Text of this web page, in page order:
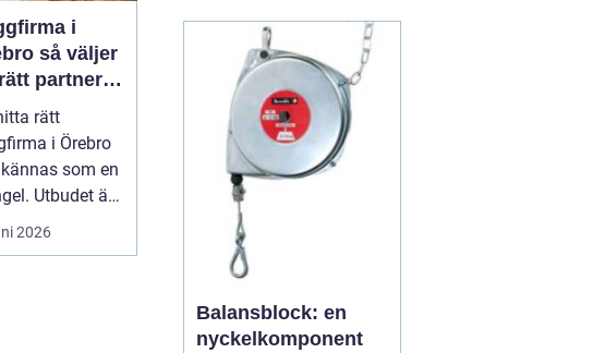
i
väljer
partner
projekt
rätt
i Örebro
som en
Utbudet är
projekten ser
u...
2026
Balansblock: en
nyckelkomponent